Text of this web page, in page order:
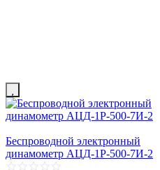
Беспроводной электронный
динамометр АЦД-1Р-500-7И-2